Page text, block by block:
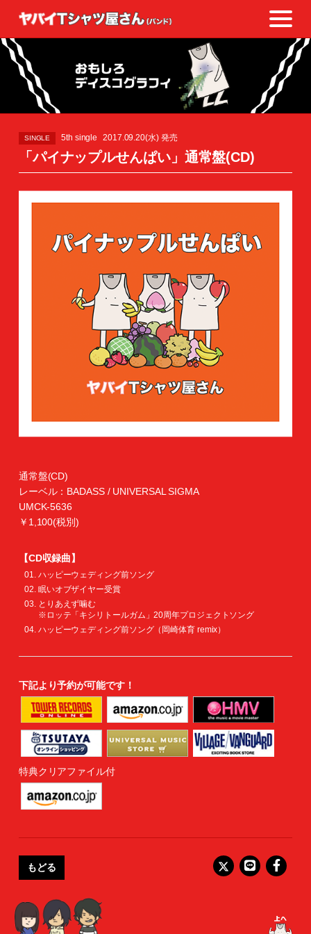
SINGLE 5th single 2017.09.20(水) 発売
「パイナップルせんぱい」通常盤(CD)
通常盤(CD)
レーベル：BADASS / UNIVERSAL SIGMA
UMCK-5636
￥1,100(税別)
【CD収録曲】
ハッピーウェディング前ソング
眠いオブザイヤー受賞
とりあえず噛む
※ロッテ「キシリトールガム」20周年プロジェクトソング
ハッピーウェディング前ソング（岡崎体育 remix）
下記より予約が可能です！
特典クリアファイル付
もどる